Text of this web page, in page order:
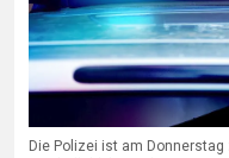
Die Polizei ist am